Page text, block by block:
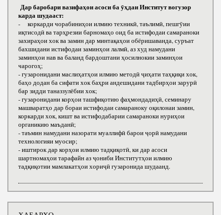
Дар баробари вазифаҳои асоси ба ӯҳдаи Институт вогузор
карда шудааст:
- коркарди чорабиниҳои илмию техникӣ, таълимӣ, пешгӯии
иқтисодӣ ва тарҳрезии барномаҳо оид ба истифодаи самараноки
захираҳои хок ва замин дар минтақаҳои обёришаванда, суръат
бахшидани истифодаи заминҳои лалмӣ, аз худ намудани
заминҳои нав ва баланд бардоштани ҳосилнокии заминҳои
чарогоҳ;
- гузаронидани маслиҳатҳои илмию методӣ ҷиҳати таҳқиқи хок,
баҳо додан ба сифати хок баҳри андешидани тадбирҳои зарурӣ
бар зидди таназзулёбии хок;
- гузаронидани корҳои ташфиқотию фаҳмондадиҳӣ, семинару
машваратҳо дар бораи истифодаи самараноку оқилонаи замин,
коркарди хок, кишт ва истифодабарии самараноки нуриҳои
органикию маъданӣ;
- таъмин намудани назорати муаллифӣ барои ҷорӣ намудани
технологияи муосир;
- иштирок дар корҳои илмию тадқиқотӣ, ки дар асоси
шартномаҳои тарафайн аз ҷониби Институтҳои илмию
тадқиқотии мамлакатҳои хориҷӣ гузаронида шудаанд.